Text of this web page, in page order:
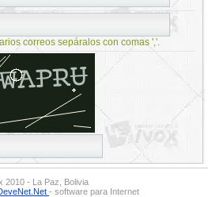
correos sepáralos con comas ','.
2010 - La Paz, Bolivia
- software para Internet